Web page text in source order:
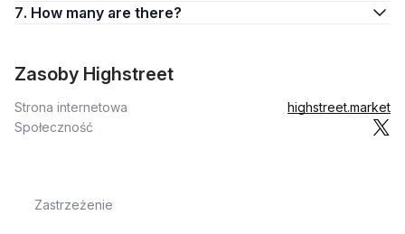
7. How many are there?
Zasoby Highstreet
Strona internetowa
highstreet.market
Społeczność
Zastrzeżenie